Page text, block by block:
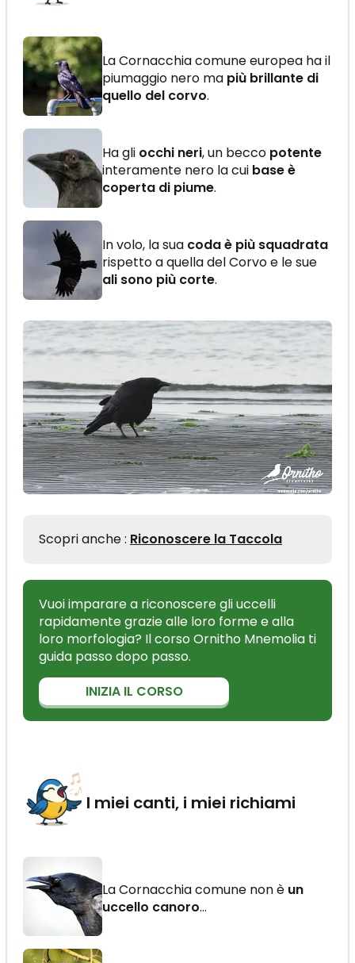
La Cornacchia comune europea ha il
piumaggio nero ma più brillante di
quello del corvo.
Ha gli occhi neri, un becco potente
interamente nero la cui base è
coperta di piume.
In volo, la sua coda è più squadrata
rispetto a quella del Corvo e le sue
ali sono più corte.
Scopri anche : Riconoscere la Taccola
Vuoi imparare a riconoscere gli uccelli
rapidamente grazie alle loro forme e alla
loro morfologia? Il corso Ornitho Mnemolia ti
guida passo dopo passo.
INIZIA IL CORSO
I miei canti, i miei richiami
La Cornacchia comune non è un
uccello canoro…